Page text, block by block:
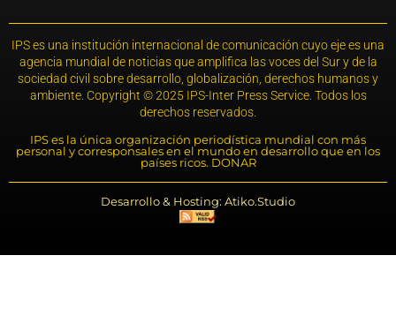
IPS es una institución internacional de comunicación cuyo eje es una
agencia mundial de noticias que amplifica las voces del Sur y de la
sociedad civil sobre desarrollo, globalización, derechos humanos y
ambiente. Copyright © 2025 IPS-Inter Press Service. Todos los
derechos reservados.
IPS es la única organización periodística mundial con más
personal y corresponsales en el mundo en desarrollo que en los
países ricos. DONAR
Desarrollo & Hosting: Atiko.Studio